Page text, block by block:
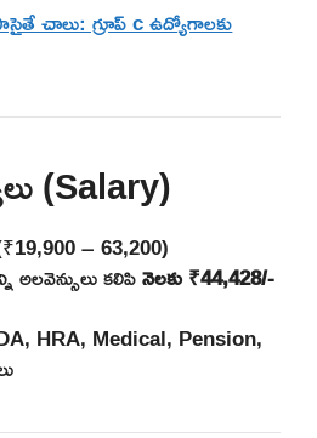
చాలు: గ్రూప్ c ఉద్యోగాలకు
(Salary)
– 63,200)
అలవెన్సులు కలిపినెలకు ₹44,428/-
HRA, Medical, Pension,